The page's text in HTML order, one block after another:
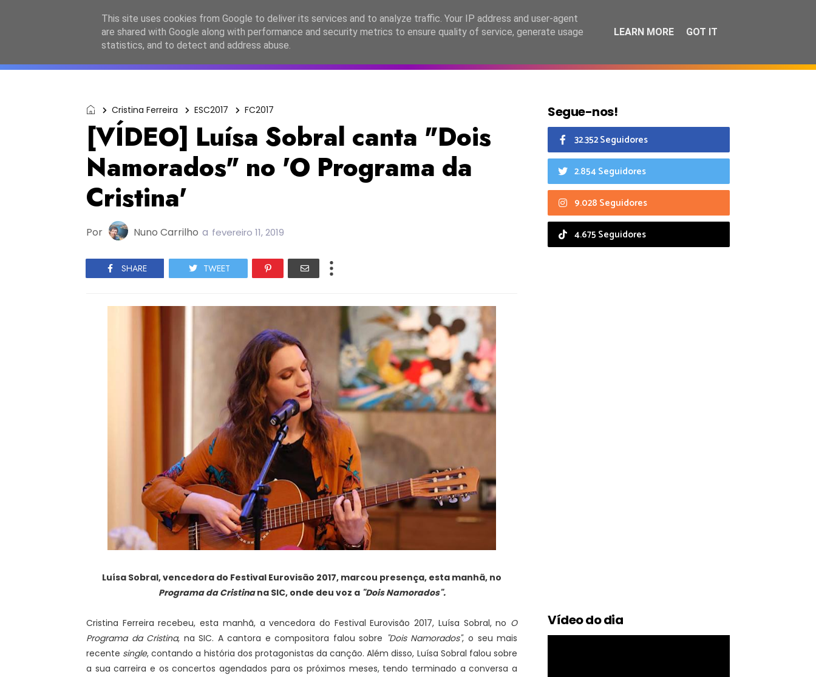
ESC2027 JESC2026 FC2026 EASC2026 PORTUGAL LANÇAMENTOS ESPECIAIS CALENDÁRIO
Cristina Ferreira ESC2017 FC2017
[VÍDEO] Luísa Sobral canta "Dois
Namorados" no 'O Programa da
Cristina'
Por Nuno Carrilho a fevereiro 11, 2019
SHARE TWEET
Luísa Sobral, vencedora do Festival Eurovisão 2017, marcou presença, esta manhã, no
Programa da Cristinana SIC, onde deu voz a "Dois Namorados".
Cristina Ferreira recebeu, esta manhã, a vencedora do Festival Eurovisão 2017, Luísa Sobral, no O
Programa da Cristina, na SIC. A cantora e compositora falou sobre "Dois Namorados", o seu mais
recente single, contando a história dos protagonistas da canção. Além disso, Luísa Sobral falou sobre
a sua carreira e os concertos agendados para os próximos meses, tendo terminado a conversa a
Segue-nos!
32.352 Seguidores
2.854 Seguidores
9.028 Seguidores
4.675 Seguidores
Vídeo do dia
This site uses cookies from Google to deliver its services and to analyze traffic. Your IP address and user-agent
are shared with Google along with performance and security metrics to ensure quality of service, generate usage
statistics, and to detect and address abuse.
LEARN MORE GOT IT